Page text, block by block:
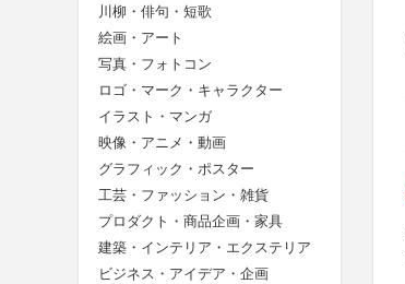
川柳・俳句・短歌
絵画・アート
写真・フォトコン
ロゴ・マーク・キャラクター
イラスト・マンガ
映像・アニメ・動画
グラフィック・ポスター
工芸・ファッション・雑貨
プロダクト・商品企画・家具
建築・インテリア・エクステリア
ビジネス・アイデア・企画